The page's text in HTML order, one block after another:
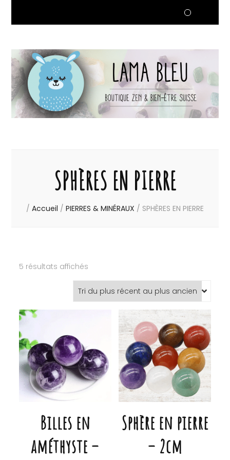
SPHÈRES EN PIERRE
/ Accueil / PIERRES & MINÉRAUX / SPHÈRES EN PIERRE
5 résultats affichés
du
plus
récent
Billes en
améthyste –
Sphère en pierre
– 2cm